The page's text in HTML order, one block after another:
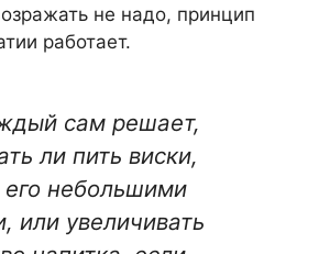
не надо, принцип
работает.
сам решает,
ли пить виски,
его небольшими
или увеличивать